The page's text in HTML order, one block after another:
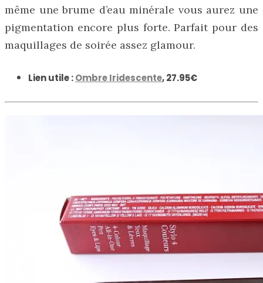
même une brume d’eau minérale vous aurez une
pigmentation encore plus forte. Parfait pour des
maquillages de soirée assez glamour.
Lien utile :Ombre Iridescente, 27.95€